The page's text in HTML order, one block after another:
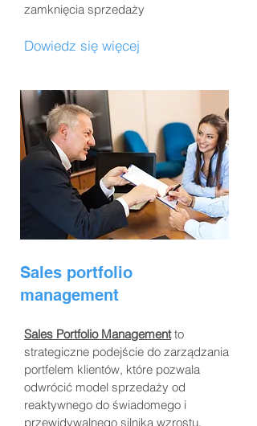
zamknięcia sprzedaży
Dowiedz się więcej
Sales portfolio
management
Sales Portfolio Management to
strategiczne podejście do zarządzania
portfelem klientów, które pozwala
odwrócić model sprzedaży od
reaktywnego do świadomego i
przewidywalnego silnika wzrostu.